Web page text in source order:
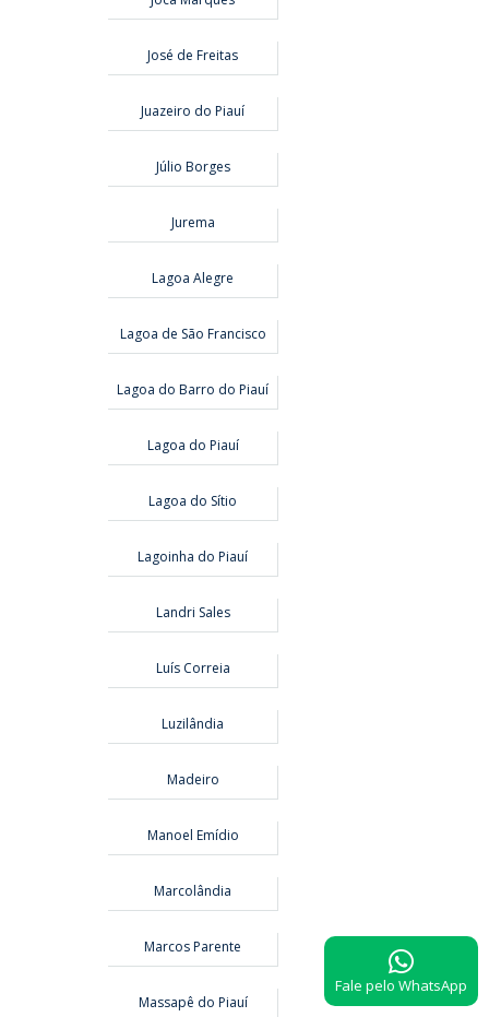
José de Freitas
Juazeiro do Piauí
Júlio Borges
Jurema
Lagoa Alegre
Lagoa de São Francisco
Lagoa do Barro do Piauí
Lagoa do Piauí
Lagoa do Sítio
Lagoinha do Piauí
Landri Sales
Luís Correia
Luzilândia
Madeiro
Manoel Emídio
Marcolândia
Marcos Parente
Massapê do Piauí
Fale pelo WhatsApp